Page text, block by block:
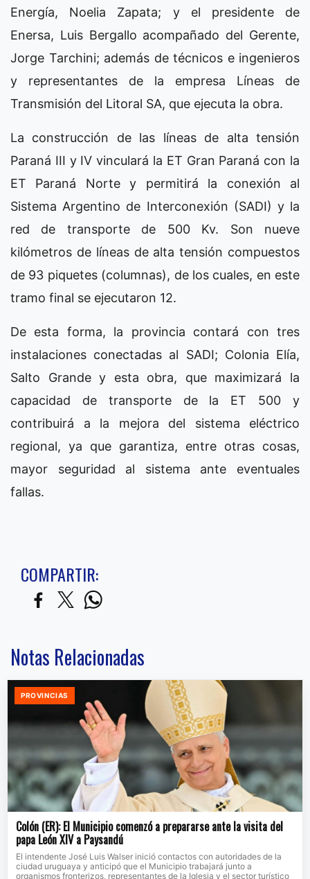
Energía, Noelia Zapata; y el presidente de
Enersa, Luis Bergallo acompañado del Gerente,
Jorge Tarchini; además de técnicos e ingenieros
y representantes de la empresa Líneas de
Transmisión del Litoral SA, que ejecuta la obra.
La construcción de las líneas de alta tensión
Paraná III y IV vinculará la ET Gran Paraná con la
ET Paraná Norte y permitirá la conexión al
Sistema Argentino de Interconexión (SADI) y la
red de transporte de 500 Kv. Son nueve
kilómetros de líneas de alta tensión compuestos
de 93 piquetes (columnas), de los cuales, en este
tramo final se ejecutaron 12.
De esta forma, la provincia contará con tres
instalaciones conectadas al SADI; Colonia Elía,
Salto Grande y esta obra, que maximizará la
capacidad de transporte de la ET 500 y
contribuirá a la mejora del sistema eléctrico
regional, ya que garantiza, entre otras cosas,
mayor seguridad al sistema ante eventuales
fallas.
COMPARTIR:
Notas Relacionadas
PROVINCIAS
Colón (ER): El Municipio comenzó a prepararse ante la visita del
papa León XIV a Paysandú
El intendente José Luis Walser inició contactos con autoridades de la
ciudad uruguaya y anticipó que el Municipio trabajará junto a
organismos fronterizos, representantes de la Iglesia y el sector turístico